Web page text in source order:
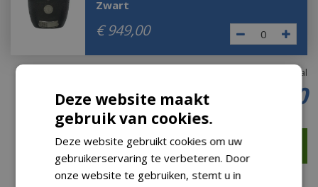
Zwart
€ 949,00
Totaal
€ 00
Deze website maakt
gebruik van cookies.
Deze website gebruikt cookies om uw
gebruikerservaring te verbeteren. Door
onze website te gebruiken, stemt u in